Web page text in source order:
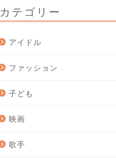
カテゴリー
アイドル
ファッション
子ども
映画
歌手